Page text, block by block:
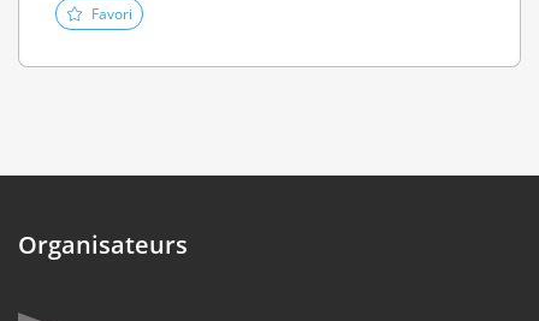
Favori
Organisateurs